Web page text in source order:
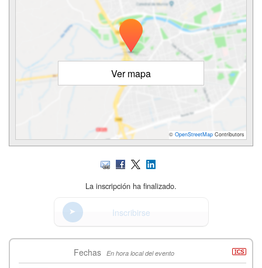
Ver mapa
© OpenStreetMap Contributors
La inscripción ha finalizado.
Inscribirse
Fechas En hora local del evento